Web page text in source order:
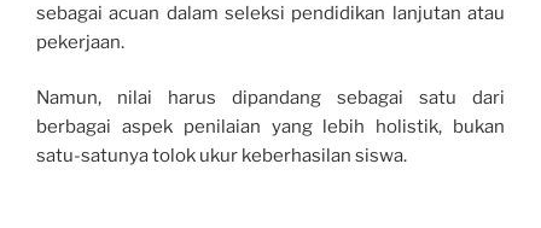
sebagai acuan dalam seleksi pendidikan lanjutan atau
pekerjaan.
Namun, nilai harus dipandang sebagai satu dari
berbagai aspek penilaian yang lebih holistik, bukan
satu-satunya tolok ukur keberhasilan siswa.